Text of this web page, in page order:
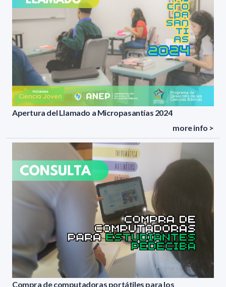
Apertura del Llamado a Micropasantías 2024
more info >
Compra de computadoras portátiles para los